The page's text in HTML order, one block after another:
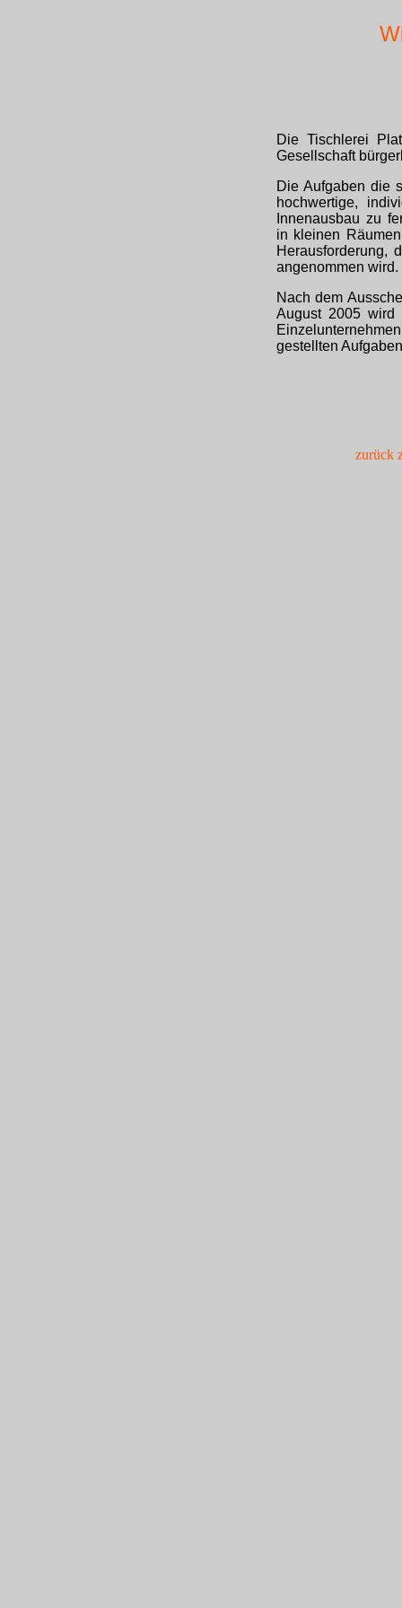
Die Tischlerei
Gesellschaft
Die Aufgaben die
hochwertige,
Innenausbau zu
in kleinen
Herausforderung,
angenommen wird.
Nach dem
August 2005
gestellten
zurück